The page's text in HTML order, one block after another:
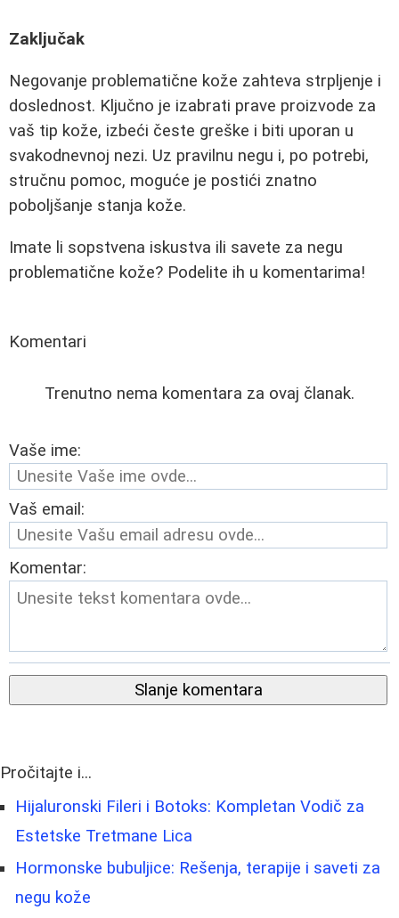
Zaključak
Negovanje problematične kože zahteva strpljenje i
doslednost. Ključno je izabrati prave proizvode za
vaš tip kože, izbeći česte greške i biti uporan u
svakodnevnoj nezi. Uz pravilnu negu i, po potrebi,
stručnu pomoc, moguće je postići znatno
poboljšanje stanja kože.
Imate li sopstvena iskustva ili savete za negu
problematične kože? Podelite ih u komentarima!
Komentari
Trenutno nema komentara za ovaj članak.
Vaše ime:
Vaš email:
Komentar:
Slanje komentara
Pročitajte i...
Hijaluronski Fileri i Botoks: Kompletan Vodič za
Estetske Tretmane Lica
Hormonske bubuljice: Rešenja, terapije i saveti za
negu kože